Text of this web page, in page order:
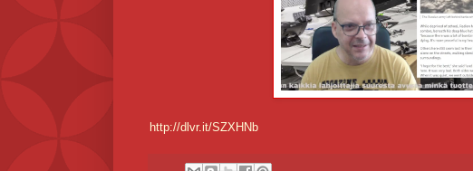
http://dlvr.it/SZXHNb